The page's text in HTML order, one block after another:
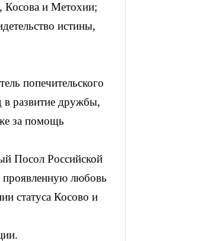
Косова и Метохии;
истины,
попечительского
в развитие дружбы,
за помощь
Посол Российской
проявленную любовь
статуса Косово и